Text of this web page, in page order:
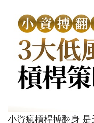
小資瘋槓桿搏翻身